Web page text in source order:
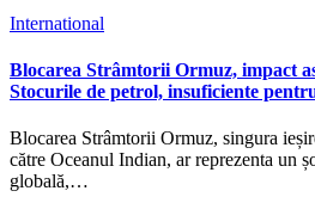
International
Blocarea Strâmtorii Ormuz, impact
Stocurile de petrol, insuficiente
Blocarea Strâmtorii Ormuz, singura
către Oceanul Indian, ar reprezenta un
globală,…